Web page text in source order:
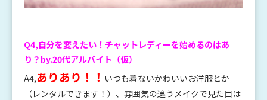
Q4,自分を変えたい！チャットレディーを始めるのはあ
り？by.20代アルバイト（仮）
A4,ありあり！！ いつも着ないかわいいお洋服とか
（レンタルできます！）、雰囲気の違うメイクで見た目は